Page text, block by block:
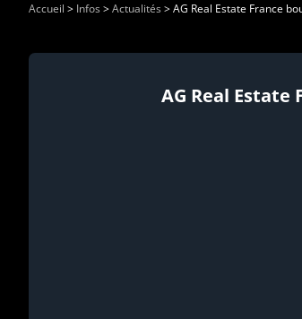
Accueil > Infos>Actualités>AG Real Estate France
AG Real